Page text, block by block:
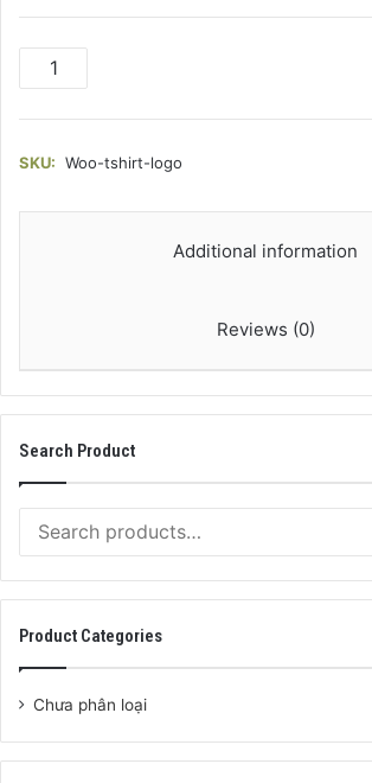
quantity
SKU: Woo-tshirt-logo
Additional information
Reviews (0)
Search Product
for:
Product Categories
Chưa phân loại